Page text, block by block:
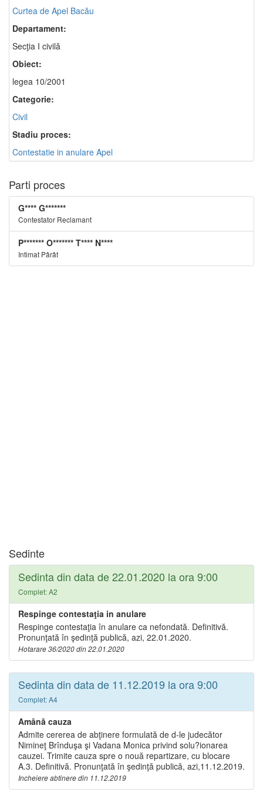
Curtea de Apel Bacău
Departament:
Secţia I civilă
Obiect:
legea 10/2001
Categorie:
Civil
Stadiu proces:
Contestatie in anulare Apel
Parti proces
G**** G*******
Contestator Reclamant
P******* O******* T**** N****
Intimat Pârât
Sedinte
Sedinta din data de 22.01.2020 la ora 9:00
Complet: A2
Respinge contestaţia in anulare
Respinge contestaţia în anulare ca nefondată. Definitivă.
Pronunţată în şedinţă publică, azi, 22.01.2020.
Hotarare 36/2020 din 22.01.2020
Sedinta din data de 11.12.2019 la ora 9:00
Complet: A4
Amână cauza
Admite cererea de abţinere formulată de d-le judecător
Nimineţ Brînduşa şi Vadana Monica privind solu?ionarea
cauzei. Trimite cauza spre o nouă repartizare, cu blocare
A.3. Definitivă. Pronunţată în şedinţă publică, azi,11.12.2019.
Incheiere abtinere din 11.12.2019